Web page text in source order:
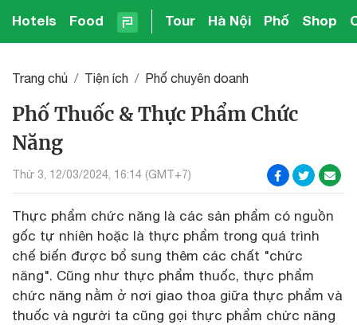
Hotels Food Tour Hà Nội Phố Shop
Trang chủ Tiện ích Phố chuyên doanh
Phố Thuốc & Thực Phẩm Chức
Năng
Thứ 3, 12/03/2024, 16:14 (GMT+7)
Thực phẩm chức năng là các sản phẩm có nguồn
gốc tự nhiên hoặc là thực phẩm trong quá trình
chế biến được bổ sung thêm các chất "chức
năng". Cũng như thực phẩm thuốc, thực phẩm
chức năng nằm ở nơi giao thoa giữa thực phẩm và
thuốc và người ta cũng gọi thực phẩm chức năng